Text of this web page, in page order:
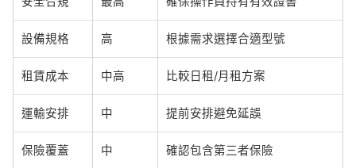
設備規格 高 根據需求選擇合適型號
租賃成本 中高 比較日租/月租方案
運輸安排 中 提前安排避免延誤
保險覆蓋 中 確認包含第三者保險